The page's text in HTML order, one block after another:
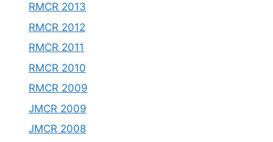
RMCR 2013
RMCR 2012
RMCR 2011
RMCR 2010
RMCR 2009
JMCR 2009
JMCR 2008